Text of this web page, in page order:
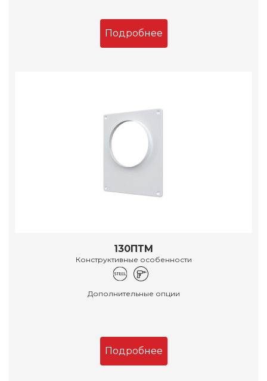
Подробнее
130ПТМ
Конструктивные особенности
Дополнительные опции
Подробнее